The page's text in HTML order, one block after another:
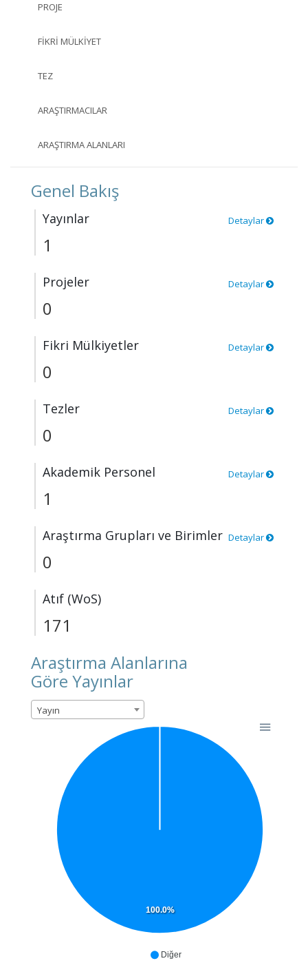
PROJE
FIKRI MÜLKIYET
TEZ
ARAŞTIRMACILAR
ARAŞTIRMA ALANLARI
Genel Bakış
Yayınlar Detaylar
1
Projeler Detaylar
0
Fikri Mülkiyetler Detaylar
0
Tezler Detaylar
0
Akademik Personel Detaylar
1
Araştırma Grupları ve Birimler Detaylar
0
Atıf (WoS)
171
Araştırma Alanlarına
Göre Yayınlar
Yayın
Diğer
100.0%